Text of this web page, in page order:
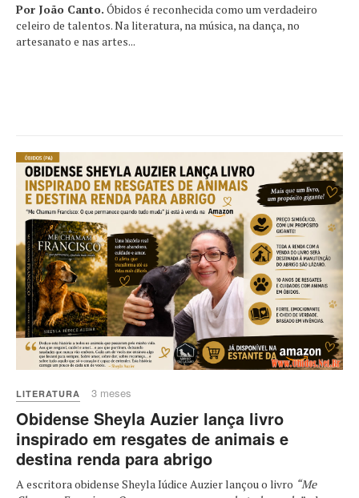
Por João Canto. Óbidos é reconhecida como um verdadeiro
celeiro de talentos. Na literatura, na música, na dança, no
artesanato e nas artes...
LITERATURA 3 meses
Obidense Sheyla Auzier lança livro
inspirado em resgates de animais e
destina renda para abrigo
A escritora obidense Sheyla Iúdice Auzier lançou o livro “Me